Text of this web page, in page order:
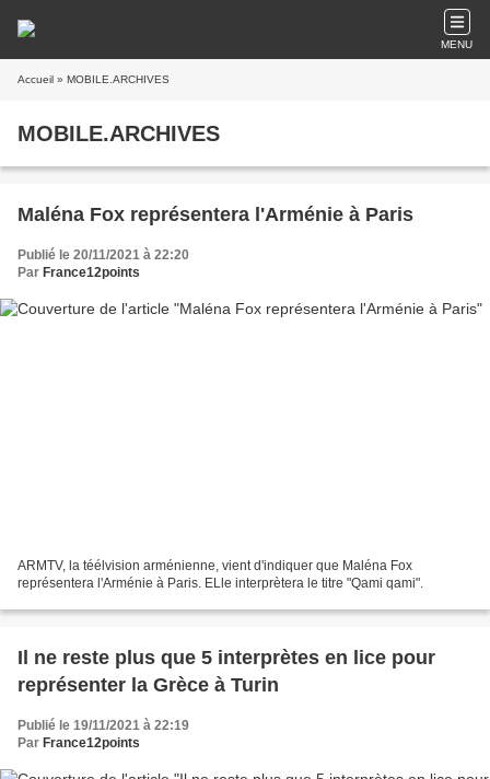
MENU
Accueil » MOBILE.ARCHIVES
MOBILE.ARCHIVES
Maléna Fox représentera l'Arménie à Paris
Publié le 20/11/2021 à 22:20
Par France12points
ARMTV, la téélvision arménienne, vient d'indiquer que Maléna Fox
représentera l'Arménie à Paris. ELle interprètera le titre "Qami qami".
Il ne reste plus que 5 interprètes en lice pour
représenter la Grèce à Turin
Publié le 19/11/2021 à 22:19
Par France12points